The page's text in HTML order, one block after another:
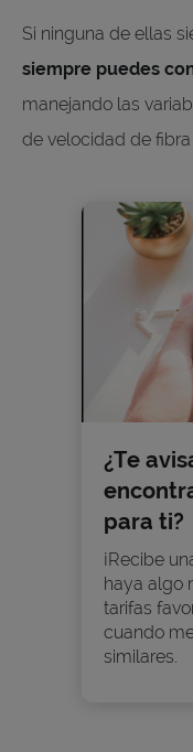
Si ninguna de ellas
siempre puedes
manejando las
de velocidad de
¿Te
para ti?
¡Recibe
haya algo
tarifas
cuando
similares.